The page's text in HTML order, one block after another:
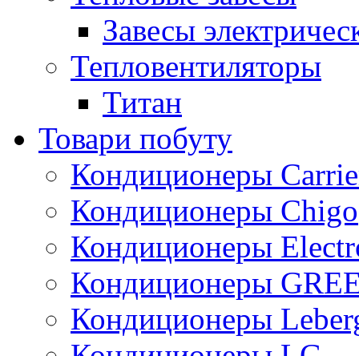
Завесы
Тепловентиляторы
Титан
Товари побуту
Кондиционеры
Кондиционеры Chigo
Кондиционеры
Кондиционеры
Кондиционеры